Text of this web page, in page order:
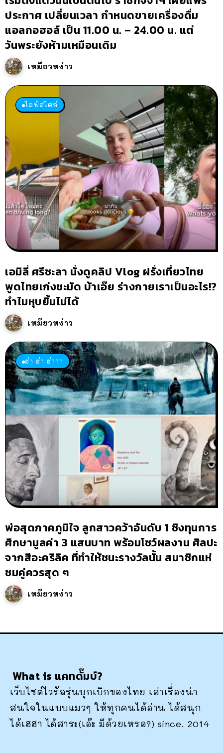
ประกาศ เปลี่ยนเวลา กำหนดขายเครื่องดื่ม
แอลกอฮอล์ เป็น 11.00 น. – 24.00 น. แต่
วันพระยังห้ามเหมือนเดิม
เหมียวหง่าว
ไลฟ์สไตล์
เอมิลี่ ศรีชะลา นั่งดูคลิป Vlog ฝรั่งเที่ยวไทย
พูดไทยเก่งชะมัด บ้าเอ๊ย ร่างกายเราเป็นอะไร!?
ทำไมหุบยิ้มไม่ได้
เหมียวหง่าว
ฮ่า ฮ่า ฮ่าาา
พ่อสุดภาคภูมิใจ ลูกสาวคว้าอันดับ 1 ชิงทุนการ
ศึกษามูลค่า 3 แสนบาท พร้อมโชว์ผลงาน ศิลปะ
จากสีอะคริลิค ที่ทำให้ชนะรางวัลนั้น สมาชิกแห่
ชมคู่ควรสุด ๆ
เหมียวหง่าว
What is แคทดั๊มบ์?
เว็บไซต์ไวรัลรุ่นบุกเบิกของไทย เล่าเรื่องน่า
สนใจในแบบแมวๆ ให้ทุกคนได้อ่าน ได้สนุก
ได้เฮฮา ได้สาระ(เอ๊ะ มีด้วยเหรอ?) since. 2014